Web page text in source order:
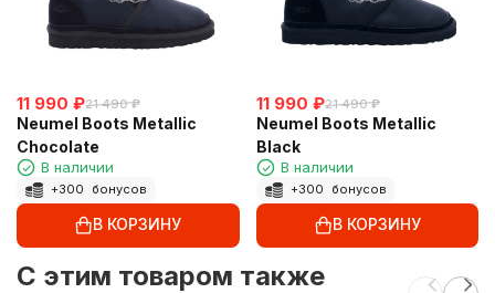
11 990 ₽21 490 ₽
Neumel Boots Metallic
Chocolate
В наличии
+300 бонусов
В КОРЗИНУ
11 990 ₽21 490 ₽
Neumel Boots Metallic
Black
В наличии
+300 бонусов
В КОРЗИНУ
C этим товаром также